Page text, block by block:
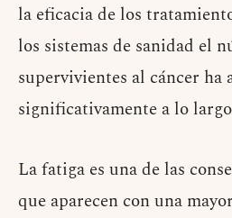
la eficacia de los
los sistemas de sanidad el
supervivientes al cáncer ha
significativamente a lo
La fatiga es una de las
que aparecen con una